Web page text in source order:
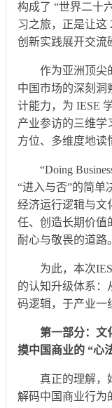
构成了 “世界二十
习之旅，正是让这
创新实践展开交流
作为亚洲顶尖的
中国市场的深刻洞
计能力，为 IESE
产业参访的三维学
方位、多维度地读
“Doing
“进入与否”的简单
经济运行逻辑与文
任、创造长期价值
耐心与敬畏的道路。
为此，本次
的认知升级体系：
码逻辑，于产业一
第一部分：文
摸中国商业的 “心
真正的理解，始
解码中国商业行为